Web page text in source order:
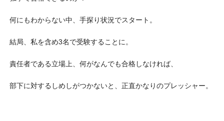
何にもわからない中、手探り状況でスタート。
結局、私を含め3名で受験することに。
責任者である立場上、何がなんでも合格しなければ、
部下に対するしめしがつかないと、正直かなりのプレッシャー。